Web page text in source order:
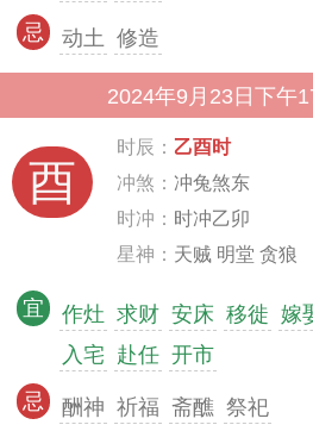
忌 动土 修造
2024年9月23日下午
酉
时辰： 乙酉时
冲煞： 冲兔煞东
时冲： 时冲乙卯
星神： 天贼 明堂 贪狼
宜 作灶 求财 安床 移徙 嫁
入宅 赴任 开市
忌 酬神 祈福 斋醮 祭祀